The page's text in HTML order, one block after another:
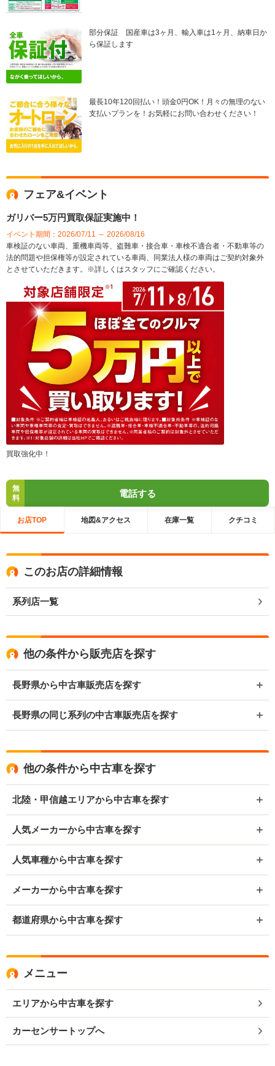
部分保証 国産車は3ヶ月、輸入車は1ヶ月、納車日か
ら保証します
最長10年120回払い！頭金0円OK！月々の無理のない
支払いプランを！お気軽にお問い合わせください！
フェア&イベント
ガリバー5万円買取保証実施中！
イベント期間：2026/07/11 ～ 2026/08/16
車検証のない車両、重機車両等、盗難車・接合車・車検不適合者・不動車等の
法的問題や担保権等が設定されている車両、同業法人様の車両はご契約対象外
とさせていただきます。※詳しくはスタッフにご確認ください。
買取強化中！
無
料
電話する
お店TOP 地図&アクセス 在庫一覧 クチコミ
このお店の詳細情報
系列店一覧
他の条件から販売店を探す
長野県から中古車販売店を探す
長野県の同じ系列の中古車販売店を探す
他の条件から中古車を探す
北陸・甲信越エリアから中古車を探す
人気メーカーから中古車を探す
人気車種から中古車を探す
メーカーから中古車を探す
都道府県から中古車を探す
メニュー
エリアから中古車を探す
カーセンサートップへ